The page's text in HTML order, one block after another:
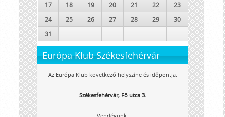
17
18 19 20 21 22
23
24
25 26 27 28 29
30
31
Európa Klub Székesfehérvár
Az Európa Klub következő helyszíne és időpontja:
Székesfehérvár, Fő utca 3.